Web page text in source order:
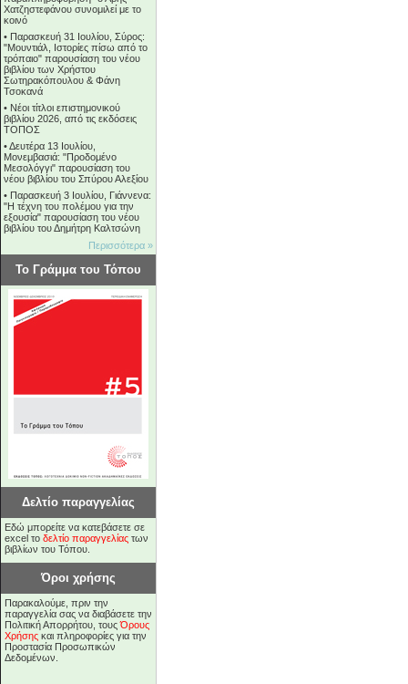
Χατζηστεφάνου συνομιλεί με το
κοινό
• Παρασκευή 31 Ιουλίου, Σύρος:
"Μουντιάλ, Ιστορίες πίσω από το
τρόπαιο" παρουσίαση του νέου
βιβλίου των Χρήστου
Σωτηρακόπουλου & Φάνη
Τσοκανά
• Νέοι τίτλοι επιστημονικού
βιβλίου 2026, από τις εκδόσεις
ΤΟΠΟΣ
•Δευτέρα 13 Ιουλίου,
Μονεμβασιά: "Προδομένο
Μεσολόγγι" παρουσίαση του
νέου βιβλίου του Σπύρου Αλεξίου
• Παρασκευή 3 Ιουλίου, Γιάννενα:
"Η τέχνη του πολέμου για την
εξουσία" παρουσίαση του νέου
βιβλίου του Δημήτρη Καλτσώνη
Περισσότερα »
Το Γράμμα του Τόπου
Δελτίο παραγγελίας
Εδώ μπορείτε να κατεβάσετε σε
excel το δελτίο παραγγελίας των
βιβλίων του Τόπου.
Όροι χρήσης
Παρακαλούμε, πριν την
παραγγελία σας να διαβάσετε την
Πολιτική Απορρήτου, τουςΌρους
Χρήσης και πληροφορίες για την
Προστασία Προσωπικών
Δεδομένων.